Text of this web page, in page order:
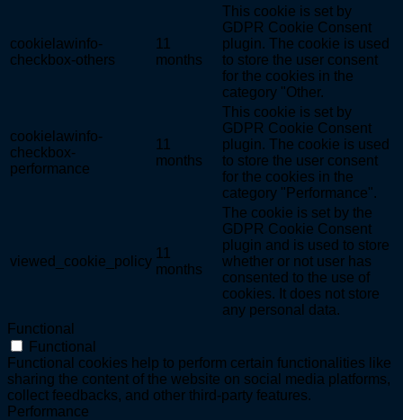
cookielawinfo-
checkbox-others
11
months
This cookie is set by
GDPR Cookie Consent
plugin. The cookie is used
to store the user consent
for the cookies in the
category "Other.
cookielawinfo-
checkbox-
performance
11
months
This cookie is set by
GDPR Cookie Consent
plugin. The cookie is used
to store the user consent
for the cookies in the
category "Performance".
viewed_cookie_policy
11
months
The cookie is set by the
GDPR Cookie Consent
plugin and is used to store
whether or not user has
consented to the use of
cookies. It does not store
any personal data.
Functional
Functional
Functional cookies help to perform certain functionalities like
sharing the content of the website on social media platforms,
collect feedbacks, and other third-party features.
Performance